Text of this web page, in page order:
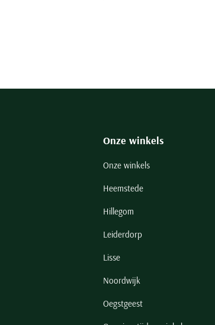
Onze winkels
Onze winkels
Heemstede
Hillegom
Leiderdorp
Lisse
Noordwijk
Oegstgeest